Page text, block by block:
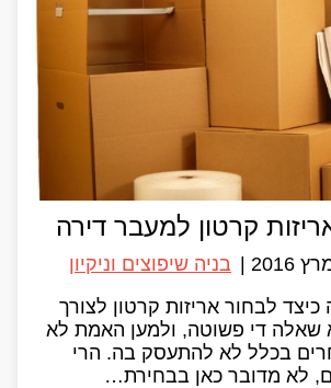
קרטון למעבר דירה
בניה שיפוצים וניקיון
לבחור אריזות קרטון לצורך
שאלה די פשוטה, ולמען האמת לא
בכלל לא להתעסק בה. הרי
לא מדובר כאן בבחירת…